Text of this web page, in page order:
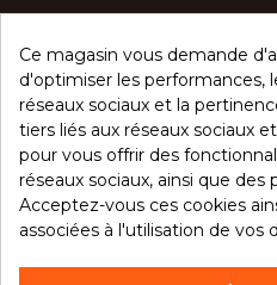
CONCEPT ÉPICES
NOS PRODUITS
VOTRE COMPTE
Ce magasin vous demande
d'optimiser les performances,
réseaux sociaux et la
tiers liés aux réseaux sociaux
pour vous offrir des
réseaux sociaux, ainsi que des
Acceptez-vous ces cookies
associées à l'utilisation de vos